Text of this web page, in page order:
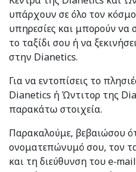
υπάρχουν σε όλο τον
υπηρεσίες και μπορούν να
το ταξίδι σου ή να
στην Dianetics.
Για να εντοπίσεις το
Dianetics ή Ώντιτορ της
παρακάτω στοιχεία.
Παρακαλούμε, βεβαιώσου
ονοματεπώνυμό σου, τον
και τη διεύθυνση του